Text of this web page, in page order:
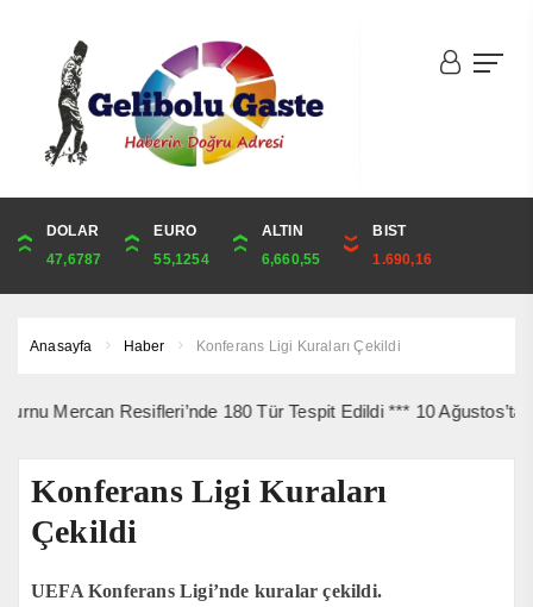
DOLAR
47,6787
EURO
55,1254
ALTIN
6,660,55
BIST
1.690,16
ONS
4,341,81
ALTIN
6,660,55
ÇEYREK
10,889,99
CUMHURİYET
44,750,00
Anasayfa Haber Konferans Ligi Kuraları Çekildi
Resifleri’nde 180 Tür Tespit Edildi *** 10 Ağustos’ta
Konferans Ligi Kuraları
Çekildi
UEFA Konferans Ligi’nde kuralar çekildi.